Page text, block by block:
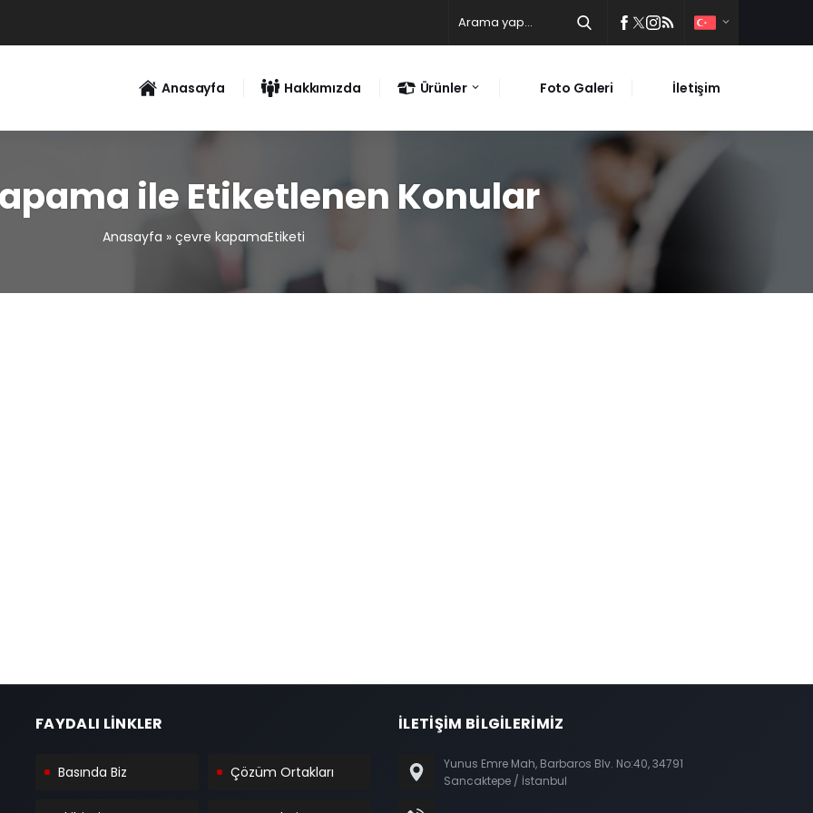
Anasayfa Hakkımızda Ürünler Foto Galeri İletişim
ile Etiketlenen Konular
Anasayfa » çevre kapamaEtiketi
FAYDALI LİNKLER
Basında Biz Çözüm Ortakları
İLETİŞİM BİLGİLERİMİZ
Yunus Emre Mah, Barbaros Blv. No:40, 34791
Sancaktepe / İstanbul